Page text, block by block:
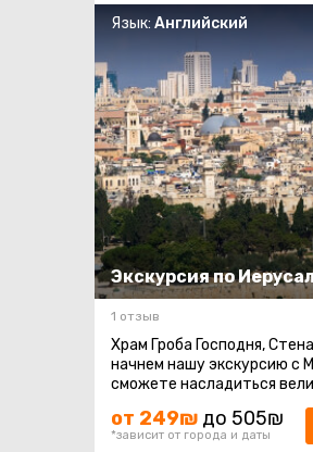
Экскурсия по
Язык:Английский
1 отзыв
Храм Гроба Господня,
начнем нашу экскурсию с
сможете насладиться
от 249₪ до 505₪
*зависит от города и даты